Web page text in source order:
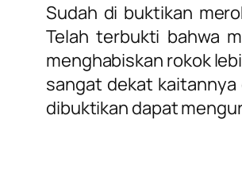
Sudah di buktikan
Telah terbukti bahwa
menghabiskan rokok
sangat dekat
dibuktikan dapat